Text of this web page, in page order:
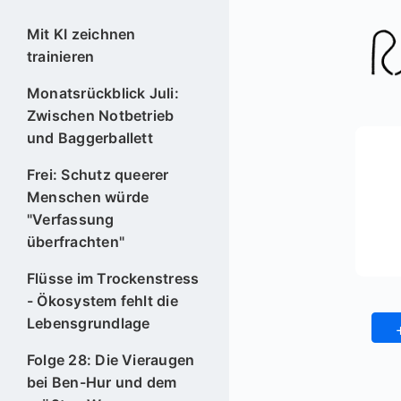
Mit KI zeichnen
trainieren
Monatsrückblick Juli:
Zwischen Notbetrieb
und Baggerballett
Frei: Schutz queerer
Menschen würde
"Verfassung
überfrachten"
Flüsse im Trockenstress
- Ökosystem fehlt die
Lebensgrundlage
Folge 28: Die Vieraugen
bei Ben-Hur und dem